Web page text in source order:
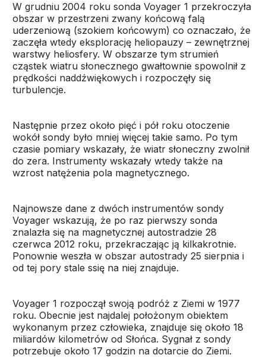
W grudniu 2004 roku sonda Voyager 1 przekroczyła
obszar w przestrzeni zwany końcową falą
uderzeniową (szokiem końcowym) co oznaczało, że
zaczęła wtedy eksplorację heliopauzy – zewnętrznej
warstwy heliosfery. W obszarze tym strumień
cząstek wiatru słonecznego gwałtownie spowolnił z
prędkości naddźwiękowych i rozpoczęły się
turbulencje.
Następnie przez około pięć i pół roku otoczenie
wokół sondy było mniej więcej takie samo. Po tym
czasie pomiary wskazały, że wiatr słoneczny zwolnił
do zera. Instrumenty wskazały wtedy także na
wzrost natężenia pola magnetycznego.
Najnowsze dane z dwóch instrumentów sondy
Voyager wskazują, że po raz pierwszy sonda
znalazła się na magnetycznej autostradzie 28
czerwca 2012 roku, przekraczając ją kilkakrotnie.
Ponownie weszła w obszar autostrady 25 sierpnia i
od tej pory stale ssię na niej znajduje.
Voyager 1 rozpoczął swoją podróż z Ziemi w 1977
roku. Obecnie jest najdalej położonym obiektem
wykonanym przez człowieka, znajduje się około 18
miliardów kilometrów od Słońca. Sygnał z sondy
potrzebuje około 17 godzin na dotarcie do Ziemi.